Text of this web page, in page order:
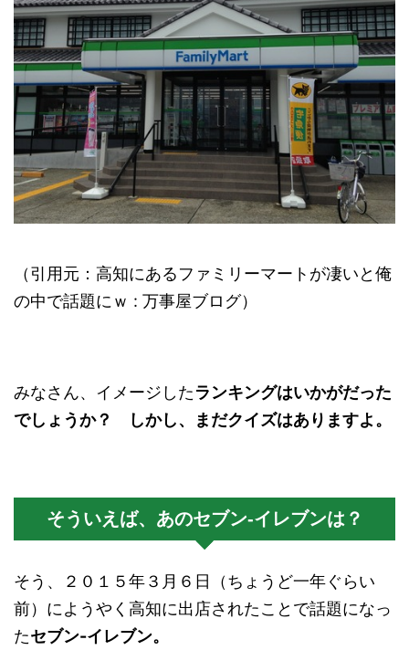
（引用元：高知にあるファミリーマートが凄いと俺
の中で話題にｗ : 万事屋ブログ）
みなさん、イメージしたランキングはいかがだった
でしょうか？ しかし、まだクイズはありますよ。
そういえば、あのセブン-イレブンは？
そう、２０１５年３月６日（ちょうど一年ぐらい
前）にようやく高知に出店されたことで話題になっ
たセブン-イレブン。